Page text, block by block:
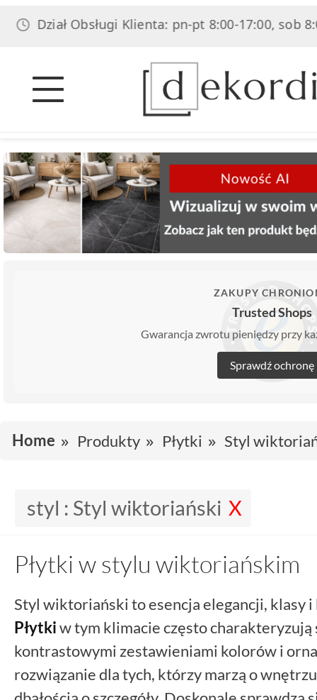
Obsługi Klienta: pn-pt 8:00-17:00, sob 8:00-
ZAKUPY
Trusted Shops
Gwarancja zwrotu pieniędzy przy
Sprawdź ochronę
Home Produkty Płytki Styl
styl : Styl wiktoriański
Płytki w stylu wiktoriańskim
Styl wiktoriański to esencja elegancji, klasy
Płytkiw tym klimacie często
kontrastowymi zestawieniami kolorów i
rozwiązanie dla tych, którzy marzą o